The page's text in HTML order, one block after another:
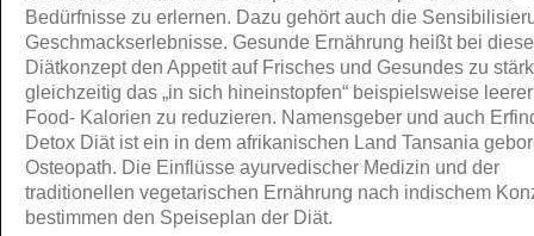
Bedürfnisse zu erlernen. Dazu gehört auch die
Geschmackserlebnisse. Gesunde Ernährung heißt bei
Diätkonzept den Appetit auf Frisches und Gesundes zu
gleichzeitig das „in sich hineinstopfen“ beispielsweise
Food- Kalorien zu reduzieren. Namensgeber und auch
Detox Diät ist ein in dem afrikanischen Land Tansania
Osteopath. Die Einflüsse ayurvedischer Medizin und der
traditionellen vegetarischen Ernährung nach indischem
bestimmen den Speiseplan der Diät.